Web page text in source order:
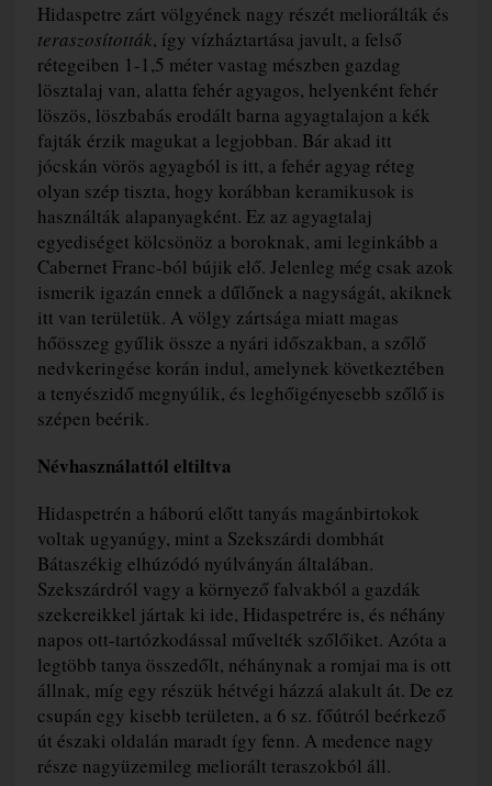
Hidaspetre zárt völgyének nagy részét meliorálták és
teraszosították, így vízháztartása javult, a felső
rétegeiben 1-1,5 méter vastag mészben gazdag
lösztalaj van, alatta fehér agyagos, helyenként fehér
löszös, löszbabás erodált barna agyagtalajon a kék
fajták érzik magukat a legjobban. Bár akad itt
jócskán vörös agyagból is itt, a fehér agyag réteg
olyan szép tiszta, hogy korábban keramikusok is
használták alapanyagként. Ez az agyagtalaj
egyediséget kölcsönöz a boroknak, ami leginkább a
Cabernet Franc-ból bújik elő. Jelenleg még csak azok
ismerik igazán ennek a dűlőnek a nagyságát, akiknek
itt van területük. A völgy zártsága miatt magas
hőösszeg gyűlik össze a nyári időszakban, a szőlő
nedvkeringése korán indul, amelynek következtében
a tenyészidő megnyúlik, és leghőigényesebb szőlő is
szépen beérik.
Névhasználattól eltiltva
Hidaspetrén a háború előtt tanyás magánbirtokok
voltak ugyanúgy, mint a Szekszárdi dombhát
Bátaszékig elhúzódó nyúlványán általában.
Szekszárdról vagy a környező falvakból a gazdák
szekereikkel jártak ki ide, Hidaspetrére is, és néhány
napos ott-tartózkodással művelték szőlőiket. Azóta a
legtöbb tanya összedőlt, néhánynak a romjai ma is ott
állnak, míg egy részük hétvégi házzá alakult át. De ez
csupán egy kisebb területen, a 6 sz. főútról beérkező
út északi oldalán maradt így fenn. A medence nagy
része nagyüzemileg meliorált teraszokból áll.